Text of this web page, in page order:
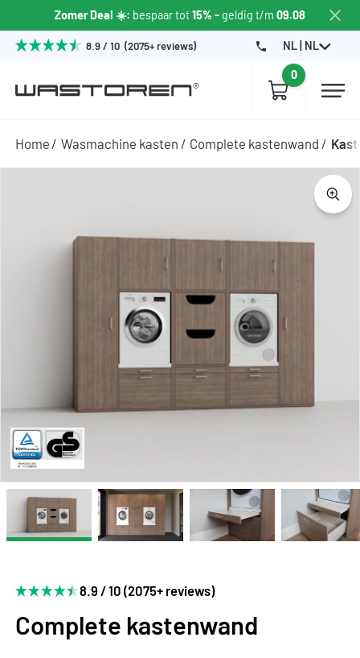
Zomer Deal ☀️: bespaar tot15% -geldig t/m 09.08
8.9 / 10 (2075+ reviews) NL | NL
0
Home Wasmachine kasten Complete kastenwand
8.9 / 10 (2075+ reviews)
Complete kastenwand